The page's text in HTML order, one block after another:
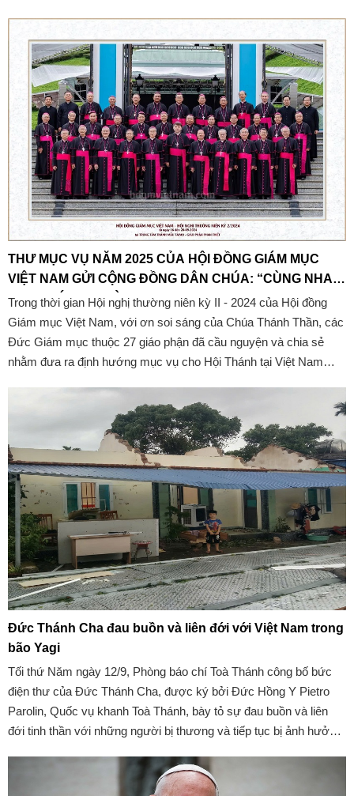
THƯ MỤC VỤ NĂM 2025 CỦA HỘI ĐỒNG GIÁM MỤC
VIỆT NAM GỬI CỘNG ĐỒNG DÂN CHÚA: “CÙNG NHAU
LOAN BÁO TIN MỪNG”
Trong thời gian Hội nghị thường niên kỳ II - 2024 của Hội đồng
Giám mục Việt Nam, với ơn soi sáng của Chúa Thánh Thần, các
Đức Giám mục thuộc 27 giáo phận đã cầu nguyện và chia sẻ
nhằm đưa ra định hướng mục vụ cho Hội Thánh tại Việt Nam
mục vụ gửi cộng đồng Dân Chúa với chủ đề: “Cùng nhau loan
báo Tin Mừng”. Sau đây là nguyên văn Thư mục vụ năm 2025
của Hội đồng Giám mục Việt Nam:
Đức Thánh Cha đau buồn và liên đới với Việt Nam trong
bão Yagi
Tối thứ Năm ngày 12/9, Phòng báo chí Toà Thánh công bố bức
điện thư của Đức Thánh Cha, được ký bởi Đức Hồng Y Pietro
Parolin, Quốc vụ khanh Toà Thánh, bày tỏ sự đau buồn và liên
đới tinh thần với những người bị thương và tiếp tục bị ảnh hưởng